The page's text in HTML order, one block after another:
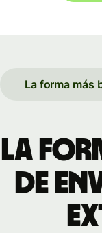
La forma más
La
de